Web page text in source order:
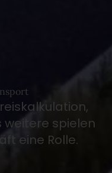
weitere spielen
eine Rolle.